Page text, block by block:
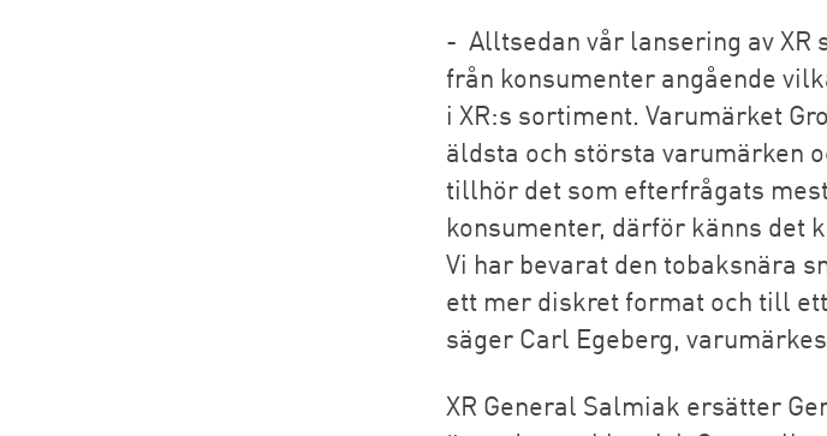
- Alltsedan vår lansering av XR
från konsumenter angående
i XR:s sortiment. Varumärket
äldsta och största varumärken
tillhör det som efterfrågats
konsumenter, därför känns det
Vi har bevarat den tobaksnära
ett mer diskret format och till
säger Carl Egeberg,
XR General Salmiak ersätter